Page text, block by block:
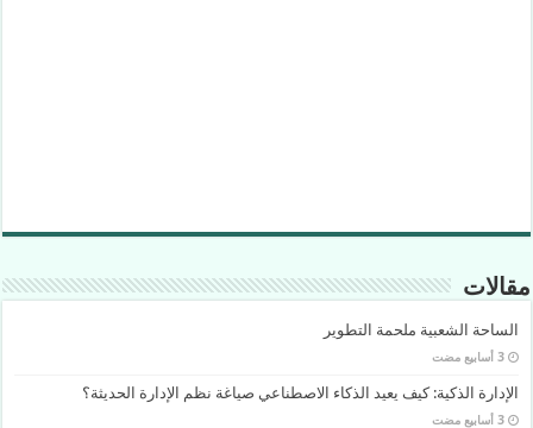
مقالات
الساحة الشعبية ملحمة التطوير
‏3 أسابيع مضت
الإدارة الذكية: كيف يعيد الذكاء الاصطناعي صياغة نظم الإدارة الحديثة؟
‏3 أسابيع مضت